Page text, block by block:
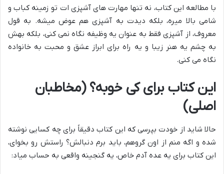
با مطالعه این کتاب، نه تنها مهارت های آشپزی ات تو زمینه کباب و
شامی بالا میره، بلکه دیدت به آشپزی هم عوض میشه. به قول
معروف، از آشپزی فقط به عنوان یه وظیفه نگاه نمی کنی، بلکه بهش
به چشم یه هنر زیبا و یه راه برای ابراز عشق و محبت به خانواده
نگاه می کنی.
این کتاب برای کی خوبه؟ (مخاطبان
اصلی)
حالا شاید از خودت بپرسی که این کتاب دقیقاً برای چه کسایی نوشته
شده و اگه منم از اون گروهم، باید برم دنبالش؟ راستش رو بخوای،
این کتاب برای یه عده آدم خاص، یه گنجینه واقعی به حساب میاد: